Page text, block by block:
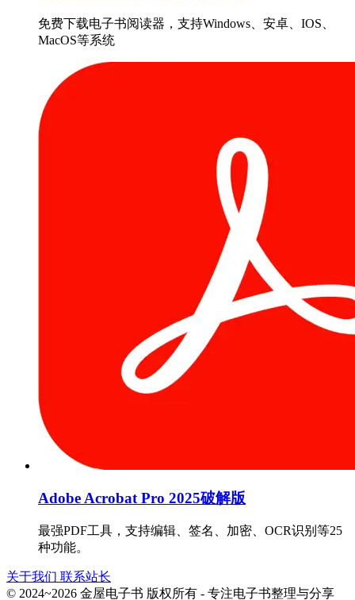
免费下载电子书阅读器，支持Windows、安卓、IOS、
MacOS等系统
Adobe Acrobat Pro 2025破解版
最强PDF工具，支持编辑、签名、加密、OCR识别等25
种功能。
关于我们 联系站长
© 2024~2026 金屋电子书 版权所有 - 专注电子书整理与分享